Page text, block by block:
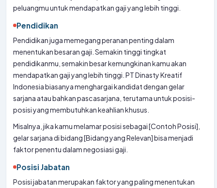
peluangmu untuk mendapatkan gaji yang lebih tinggi.
Pendidikan
Pendidikan juga memegang peranan penting dalam
menentukan besaran gaji. Semakin tinggi tingkat
pendidikanmu, semakin besar kemungkinan kamu akan
mendapatkan gaji yang lebih tinggi. PT Dinasty Kreatif
Indonesia biasanya menghargai kandidat dengan gelar
sarjana atau bahkan pascasarjana, terutama untuk posisi-
posisi yang membutuhkan keahlian khusus.
Misalnya, jika kamu melamar posisi sebagai [Contoh Posisi],
gelar sarjana di bidang [Bidang yang Relevan] bisa menjadi
faktor penentu dalam negosiasi gaji.
Posisi Jabatan
Posisi jabatan merupakan faktor yang paling menentukan